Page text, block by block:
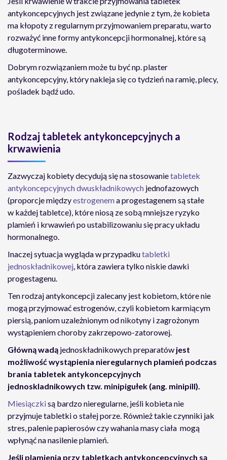
antykoncepcyjnych jest związane jedynie z tym, że kobieta
ma kłopoty z regularnym przyjmowaniem preparatu, warto
rozważyć inne formy antykoncepcji hormonalnej, które są
długoterminowe.
Dobrym rozwiązaniem może tu być np. plaster
antykoncepcyjny, który nakleja się co tydzień na ramię, plecy,
pośladek bądź udo.
Rodzaj tabletek antykoncepcyjnych a
krwawienia
Zazwyczaj kobiety decydują się na stosowanietabletek
antykoncepcyjnych dwuskładnikowych jednofazowych
(proporcje międzyestrogenema progestagenem są stałe
w każdej tabletce), które niosą ze sobą mniejsze ryzyko
plamień i krwawień po ustabilizowaniu się pracy układu
hormonalnego.
Inaczej sytuacja wygląda w przypadkutabletki
jednoskładnikowej, która zawiera tylko niskie dawki
progestagenu.
Ten rodzaj antykoncepcji zalecany jest kobietom, które nie
mogą przyjmować estrogenów, czyli kobietom karmiącym
piersią, paniom uzależnionym od nikotyny i zagrożonym
wystąpieniem choroby zakrzepowo-zatorowej.
Główną wadą jednoskładnikowych preparatów jest
możliwość wystąpienia nieregularnych plamień podczas
brania tabletek antykoncepcyjnych
jednoskladnikowych tzw. minipigułek (ang. minipill).
Miesiączkisą bardzo nieregularne, jeśli kobieta nie
przyjmuje tabletki o stałej porze. Również takie czynniki jak
stres, palenie papierosów czy wahania masy ciała mogą
wpłynąć na nasilenie plamień.
Jeśli plamienia przy tabletkach antykoncepcyjnych są